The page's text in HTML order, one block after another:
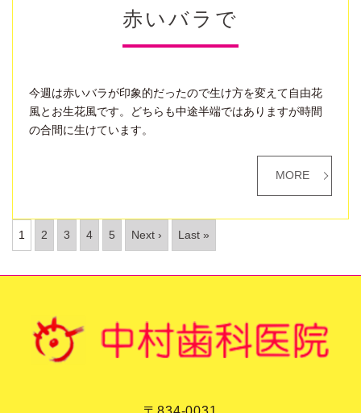
赤いバラで
今週は赤いバラが印象的だったので生け方を変えて自由花
風とお生花風です。どちらも中途半端ではありますが時間
の合間に生けています。
MORE
1 2 3 4 5 Next › Last »